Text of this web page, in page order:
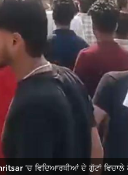
’ਚ ਵਿਦਿਆਰਥੀਆਂ ਦੇ ਗੁੱਟਾਂ